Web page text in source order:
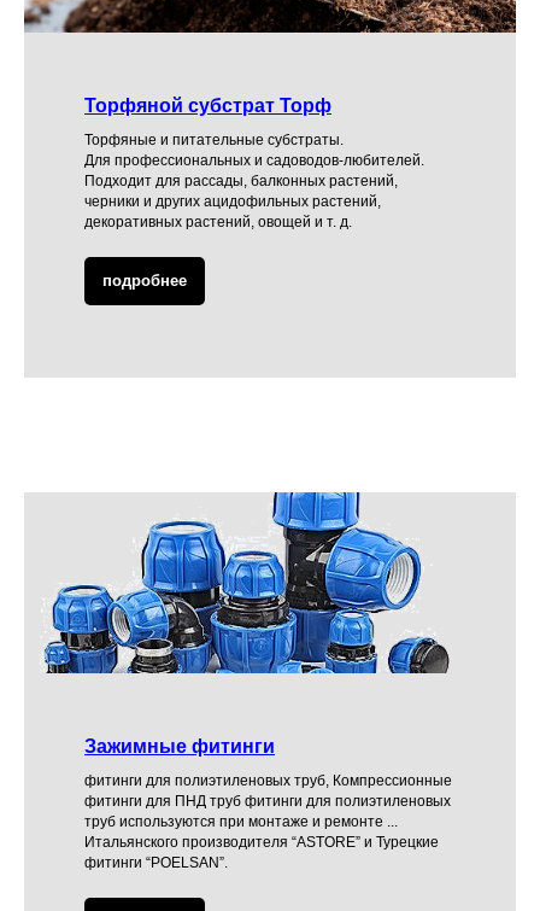
Торфяной субстрат Торф
Торфяные и питательные субстраты.
Для профессиональных и садоводов-любителей.
Подходит для рассады, балконных растений,
черники и других ацидофильных растений,
декоративных растений, овощей и т. д.
подробнее
Зажимные фитинги
фитинги для полиэтиленовых труб, Компрессионные
фитинги для ПНД труб фитинги для полиэтиленовых
труб используются при монтаже и ремонте ...
Итальянского производителя “ASTORE” и Турецкие
фитинги “POELSAN”.